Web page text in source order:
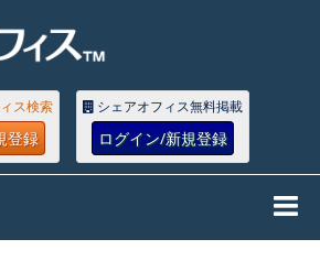
ス検索
登録
シェアオフィス無料掲載
ログイン/新規登録